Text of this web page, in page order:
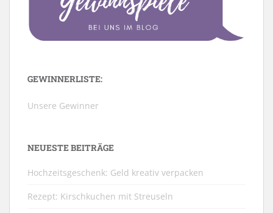
GEWINNERLISTE:
Unsere Gewinner
NEUESTE BEITRÄGE
Hochzeitsgeschenk: Geld kreativ verpacken
Rezept: Kirschkuchen mit Streuseln